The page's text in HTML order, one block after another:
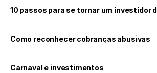
10 passos para se tornar um investidor
Como reconhecer cobranças abusivas
Carnaval e investimentos